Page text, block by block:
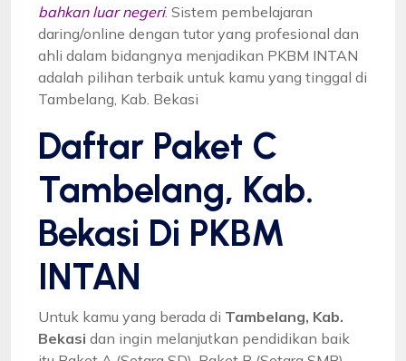
bahkan luar negeri. Sistem pembelajaran
daring/online dengan tutor yang profesional dan
ahli dalam bidangnya menjadikan PKBM INTAN
adalah pilihan terbaik untuk kamu yang tinggal di
Tambelang, Kab. Bekasi
Daftar Paket C
Tambelang, Kab.
Bekasi Di PKBM
INTAN
Untuk kamu yang berada di Tambelang, Kab.
Bekasi dan ingin melanjutkan pendidikan baik